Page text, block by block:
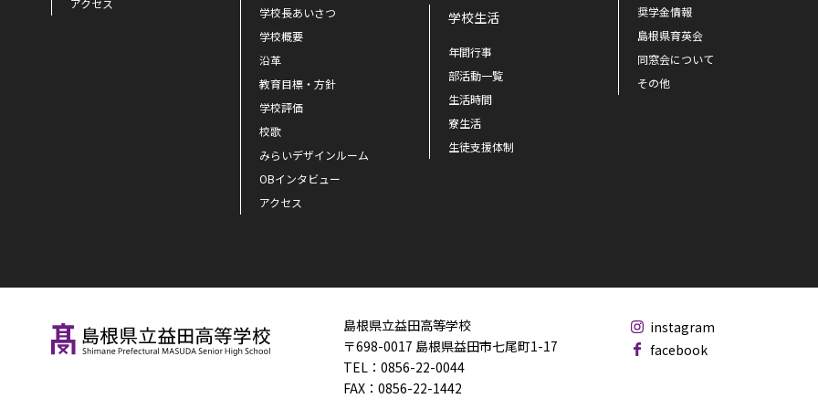
アクセス
学校長あいさつ
学校概要
沿革
教育目標・方針
学校評価
校歌
みらいデザインルーム
OBインタビュー
アクセス
学校生活
年間行事
部活動一覧
生活時間
寮生活
生徒支援体制
奨学金情報
島根県育英会
同窓会について
その他
島根県立益田高等学校
〒698-0017 島根県益田市七尾町1-17
TEL： 0856-22-0044
FAX： 0856-22-1442
instagram
facebook